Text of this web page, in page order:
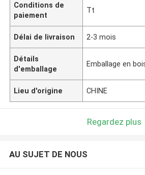
Conditions de
paiement
Tt
Délai de livraison 2-3 mois
Détails
d'emballage
Emballage en
Lieu d'origine CHINE
Regardez plus
AU SUJET DE NOUS